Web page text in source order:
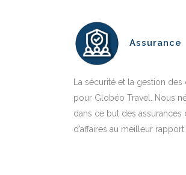
Assurance
La sécurité et la gestion
pour Globéo Travel. Nous
dans ce but des assurances
d’affaires au meilleur